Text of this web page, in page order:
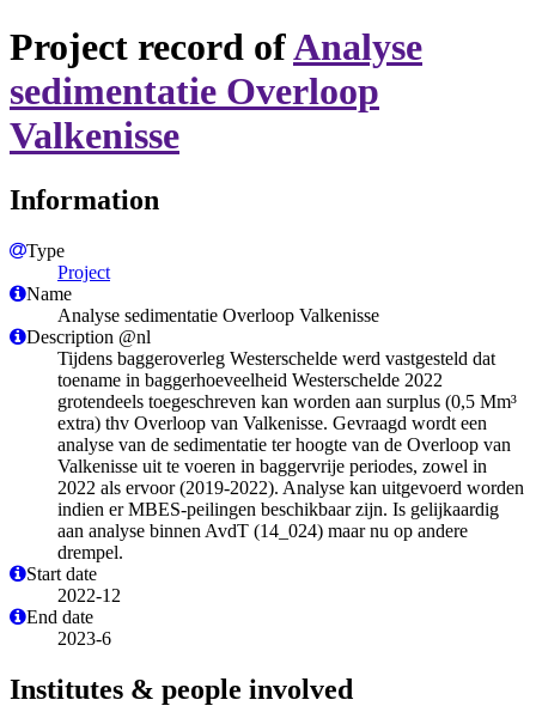
Project record ofAnalyse
sedimentatie Overloop
Valkenisse
Information
Type
Project
Name
Analyse sedimentatie Overloop Valkenisse
Description @nl
Tijdens baggeroverleg Westerschelde werd vastgesteld dat
toename in baggerhoeveelheid Westerschelde 2022
grotendeels toegeschreven kan worden aan surplus (0,5 Mm³
extra) thv Overloop van Valkenisse. Gevraagd wordt een
analyse van de sedimentatie ter hoogte van de Overloop van
Valkenisse uit te voeren in baggervrije periodes, zowel in
2022 als ervoor (2019-2022). Analyse kan uitgevoerd worden
indien er MBES-peilingen beschikbaar zijn. Is gelijkaardig
aan analyse binnen AvdT (14_024) maar nu op andere
drempel.
Start date
2022-12
End date
2023-6
Institutes & people involved